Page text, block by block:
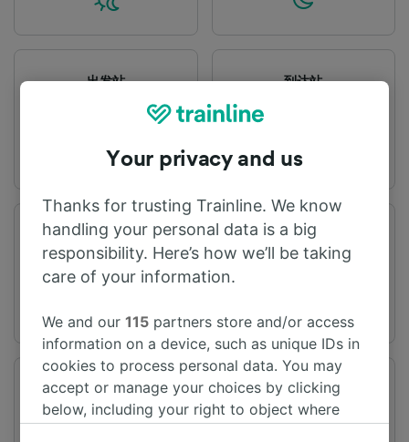
出发站
到达站
旅程时间
从2h52m
距离
245 km
频率
每天有40趟列车
变化
提供直达列车
Your privacy and us
Thanks for trusting Trainline. We know
handling your personal data is a big
responsibility. Here’s how we’ll be taking
care of your information.
We and our115 partners store and/or access
information on a device, such as unique IDs in
cookies to process personal data. You may
accept or manage your choices by clicking
below, including your right to object where